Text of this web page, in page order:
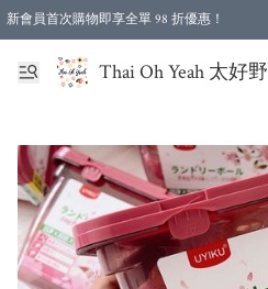
新會員首次購物即享全單 98 折優惠！
特選會員可享全單低至 96 折優惠！
Thai Oh Yeah 太好野